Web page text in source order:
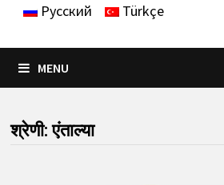
Русский
Türkçe
MENU
श्रेणी:एंताल्या